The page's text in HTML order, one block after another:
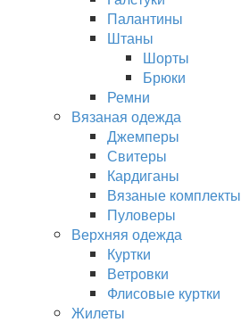
Палантины
Штаны
Шорты
Брюки
Ремни
Вязаная одежда
Джемперы
Свитеры
Кардиганы
Вязаные комплекты
Пуловеры
Верхняя одежда
Куртки
Ветровки
Флисовые куртки
Жилеты